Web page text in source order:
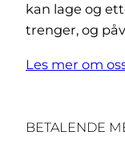
kan lage og
trenger, og
Les mer om
BETALENDE